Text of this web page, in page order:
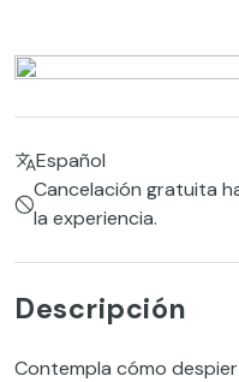
Español
Cancelación gratuita
la experiencia.
Descripción
Contempla cómo